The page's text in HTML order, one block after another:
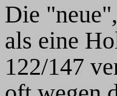
Die
als eine
122/147